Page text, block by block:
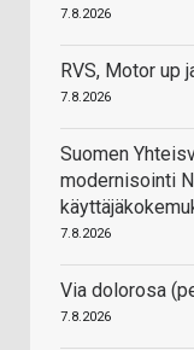
7.8.2026
RVS, Motor up
7.8.2026
Suomen
modernisointi
7.8.2026
Via dolorosa
7.8.2026